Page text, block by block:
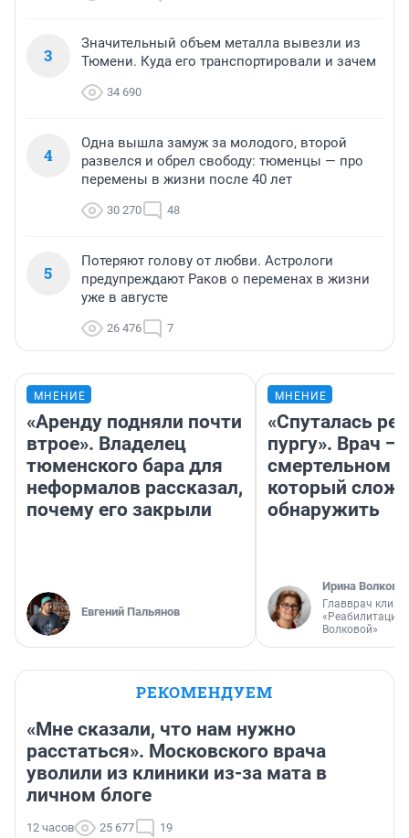
3
Значительный объем металла вывезли из
Тюмени. Куда его транспортировали и зачем
34 690
4
Одна вышла замуж за молодого, второй
развелся и обрел свободу: тюменцы — про
перемены в жизни после 40 лет
30 270 48
5
Потеряют голову от любви. Астрологи
предупреждают Раков о переменах в жизни
уже в августе
26 476 7
МНЕНИЕ
«Аренду подняли почти
втрое». Владелец
тюменского бара для
неформалов рассказал,
почему его закрыли
Евгений Пальянов
МНЕНИЕ
«Спуталась
пургу». Врач —
смертельном
который
обнаружить
Ирина Волкова
Главврач
«Реабилитация
Волковой»
РЕКОМЕНДУЕМ
«Мне сказали, что нам нужно
расстаться». Московского врача
уволили из клиники из-за мата в
личном блоге
12 часов 25 677 19